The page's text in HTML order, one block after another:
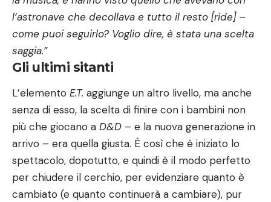
l’astronave che decollava e tutto il resto [ride] –
come puoi seguirlo? Voglio dire, è stata una scelta
saggia.”
Gli ultimi sitanti
L’elemento E.T. aggiunge un altro livello, ma anche
senza di esso, la scelta di finire con i bambini non
più che giocano a D&D – e la nuova generazione in
arrivo – era quella giusta. È così che è iniziato lo
spettacolo, dopotutto, e quindi è il modo perfetto
per chiudere il cerchio, per evidenziare quanto è
cambiato (e quanto continuerà a cambiare), pur